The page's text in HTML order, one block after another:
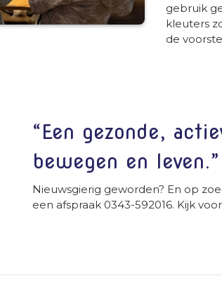
gebruik
kleuters
de
“Een gezonde,
bewegen en leven.”
Nieuwsgierig geworden? En op
een afspraak 0343-592016. Kijk